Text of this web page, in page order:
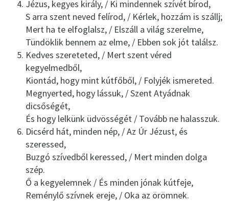
Jézus, kegyes király, / Ki mindennek szívét bírod,
S arra szent neved felírod, / Kérlek, hozzám is szállj;
Mert ha te elfoglalsz, / Elszáll a világ szerelme,
Tündöklik bennem az elme, / Ebben sok jót találsz.
Kedves szereteted, / Mert szent véred
kegyelmedből,
Kiontád, hogy mint kútfőből, / Folyjék ismereted.
Megnyerted, hogy lássuk, / Szent Atyádnak
dicsőségét,
És hogy lelkünk üdvösségét / Tovább ne halasszuk.
Dicsérd hát, minden nép, / Az Úr Jézust, és
szeressed,
Buzgó szívedből keressed, / Mert minden dolga
szép.
Ő a kegyelemnek / És minden jónak kútfeje,
Reménylő szívnek ereje, / Oka az örömnek.